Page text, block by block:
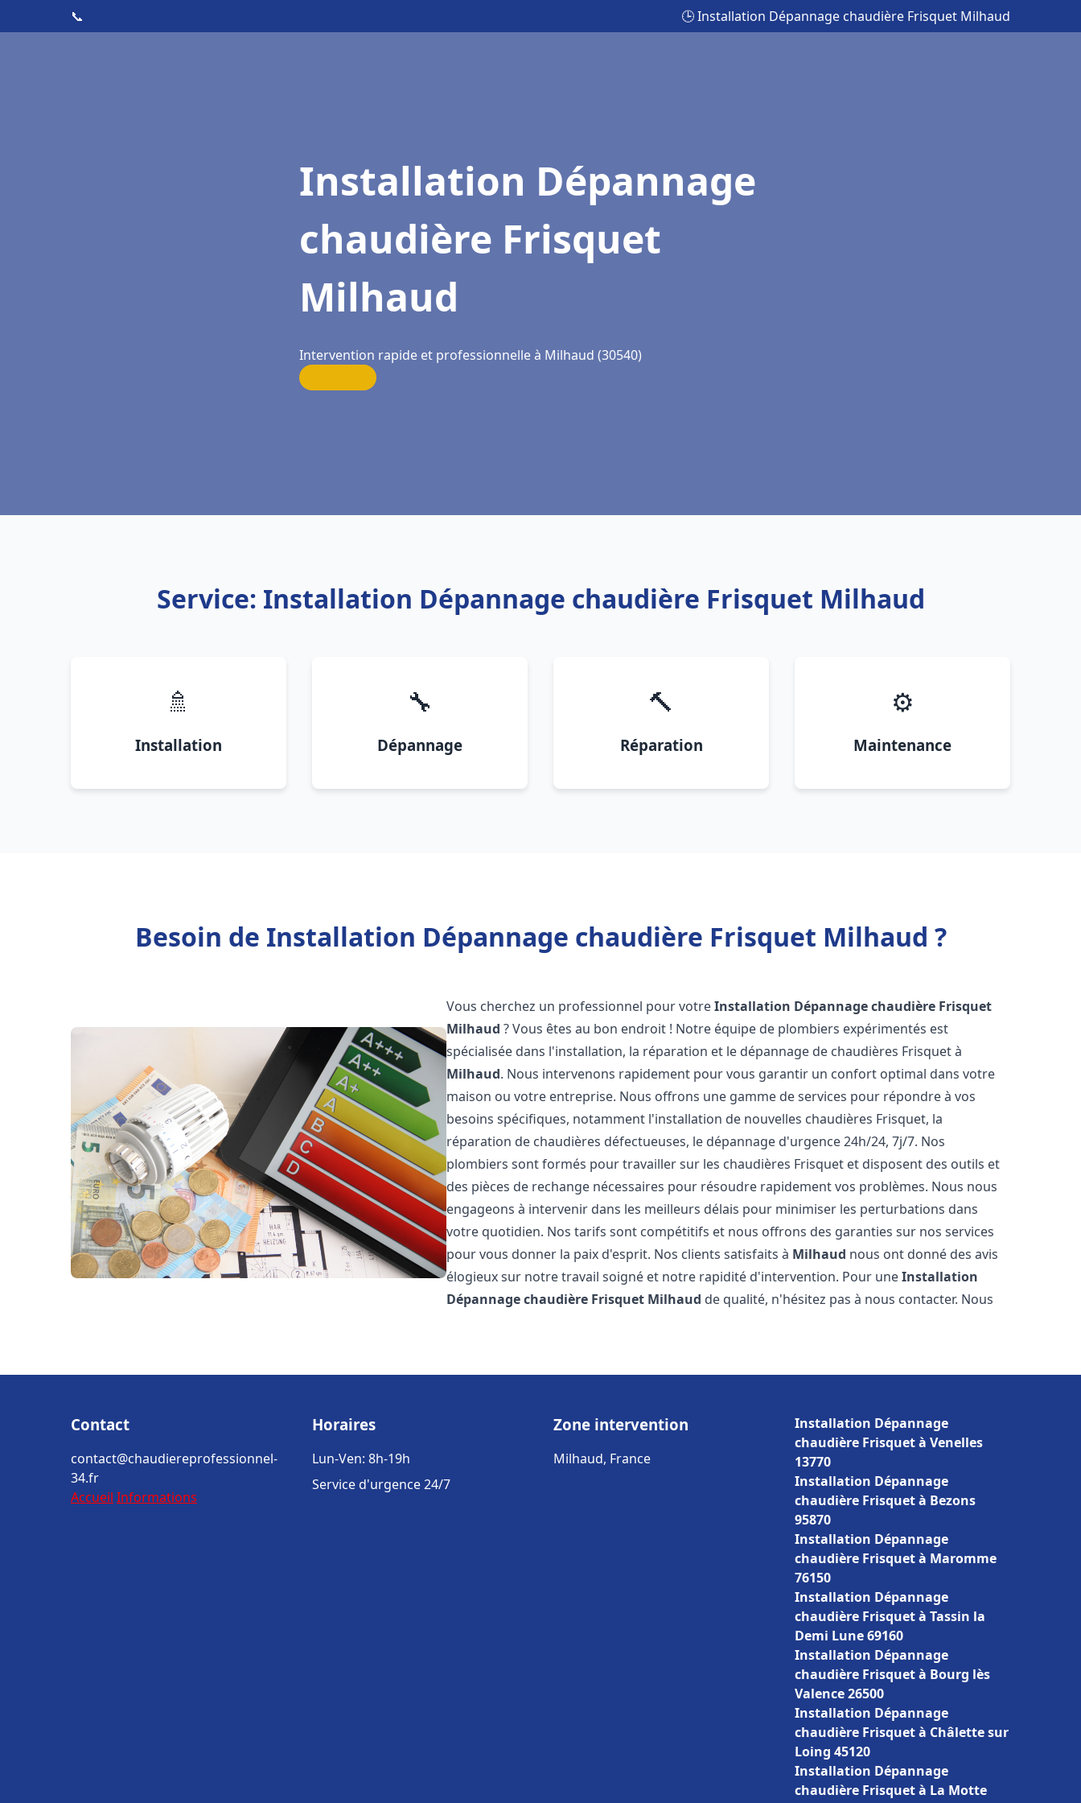
📞 🕒 Installation Dépannage chaudière Frisquet Milhaud
Installation Dépannage
chaudière Frisquet
Milhaud
Intervention rapide et professionnelle à Milhaud (30540)
Service: Installation Dépannage chaudière Frisquet Milhaud
🚿
Installation
🔧
Dépannage
🔨
Réparation
⚙️
Maintenance
Besoin de Installation Dépannage chaudière Frisquet Milhaud ?
Vous cherchez un professionnel pour votreInstallation Dépannage chaudière Frisquet
Milhaud ? Vous êtes au bon endroit ! Notre équipe de plombiers expérimentés est
spécialisée dans l'installation, la réparation et le dépannage de chaudières Frisquet à
Milhaud. Nous intervenons rapidement pour vous garantir un confort optimal dans votre
maison ou votre entreprise. Nous offrons une gamme de services pour répondre à vos
besoins spécifiques, notamment l'installation de nouvelles chaudières Frisquet, la
réparation de chaudières défectueuses, le dépannage d'urgence 24h/24, 7j/7. Nos
plombiers sont formés pour travailler sur les chaudières Frisquet et disposent des outils et
des pièces de rechange nécessaires pour résoudre rapidement vos problèmes. Nous nous
engageons à intervenir dans les meilleurs délais pour minimiser les perturbations dans
votre quotidien. Nos tarifs sont compétitifs et nous offrons des garanties sur nos services
pour vous donner la paix d'esprit. Nos clients satisfaits à Milhaud nous ont donné des avis
élogieux sur notre travail soigné et notre rapidité d'intervention. Pour uneInstallation
Dépannage chaudière Frisquet Milhaud de qualité, n'hésitez pas à nous contacter. Nous
Contact
contact@chaudiereprofessionnel-
34.fr
Accueil Informations
Horaires
Lun-Ven: 8h-19h
Service d'urgence 24/7
Zone intervention
Milhaud, France
Installation Dépannage
chaudière Frisquet à Venelles
13770
Installation Dépannage
chaudière Frisquet à Bezons
95870
Installation Dépannage
chaudière Frisquet à Maromme
76150
Installation Dépannage
chaudière Frisquet à Tassin la
Demi Lune 69160
Installation Dépannage
chaudière Frisquet à Bourg lès
Valence 26500
Installation Dépannage
chaudière Frisquet à Châlette sur
Loing 45120
Installation Dépannage
chaudière Frisquet à La Motte